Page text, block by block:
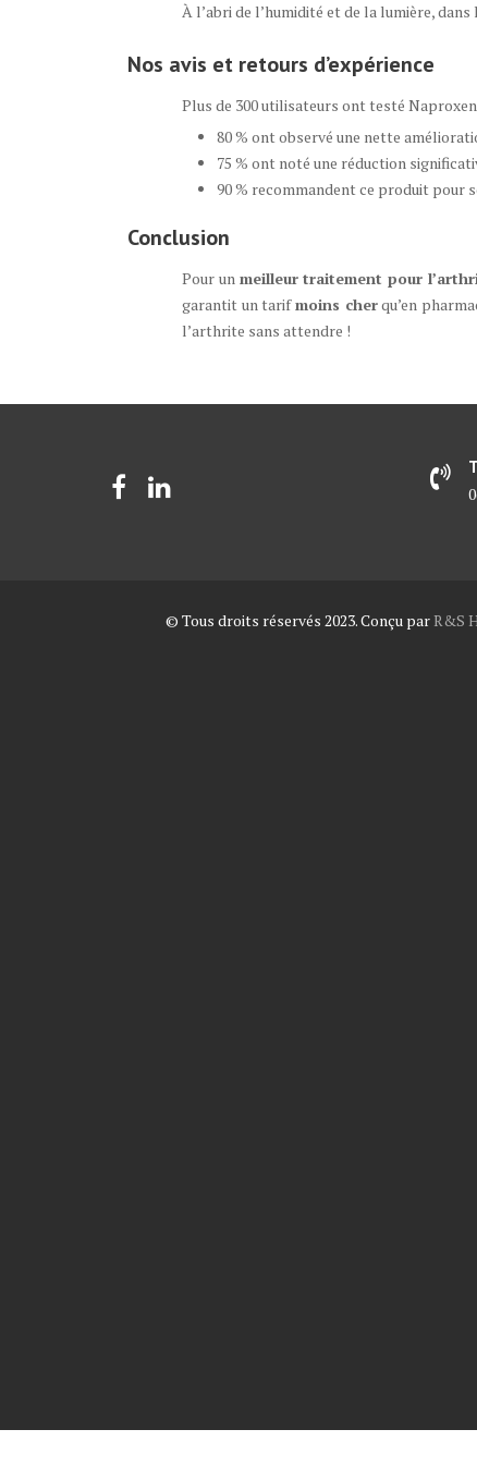
À l’abri de l’humidité et de la lumière,
Nos avis et retours d’expérience
Plus de 300 utilisateurs ont testé
80 % ont observé une nette
75 % ont noté une réduction
90 % recommandent ce produit pour
Conclusion
Pour un meilleur traitement pour
garantit un tarifmoins cherqu’en
l’arthrite sans attendre !
© Tous droits réservés 2023. Conçu parR&S